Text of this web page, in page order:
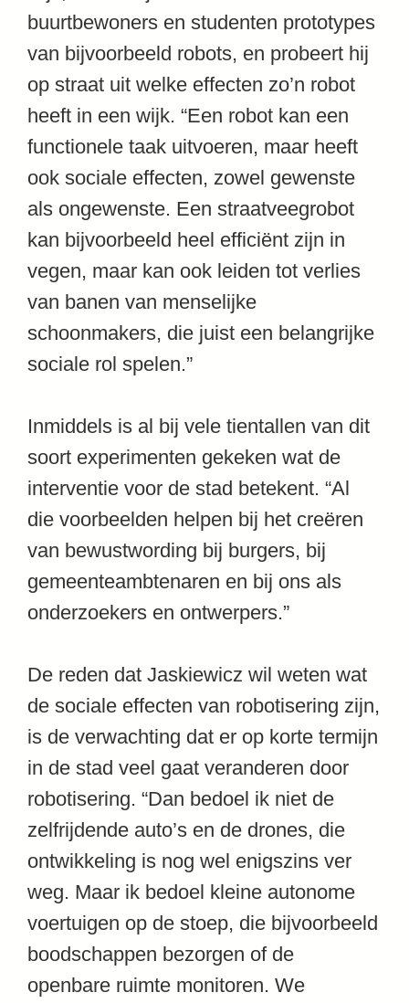
buurtbewoners en studenten prototypes
van bijvoorbeeld robots, en probeert hij
op straat uit welke effecten zo’n robot
heeft in een wijk. “Een robot kan een
functionele taak uitvoeren, maar heeft
ook sociale effecten, zowel gewenste
als ongewenste. Een straatveegrobot
kan bijvoorbeeld heel efficiënt zijn in
vegen, maar kan ook leiden tot verlies
van banen van menselijke
schoonmakers, die juist een belangrijke
sociale rol spelen.”
Inmiddels is al bij vele tientallen van dit
soort experimenten gekeken wat de
interventie voor de stad betekent. “Al
die voorbeelden helpen bij het creëren
van bewustwording bij burgers, bij
gemeenteambtenaren en bij ons als
onderzoekers en ontwerpers.”
De reden dat Jaskiewicz wil weten wat
de sociale effecten van robotisering zijn,
is de verwachting dat er op korte termijn
in de stad veel gaat veranderen door
robotisering. “Dan bedoel ik niet de
zelfrijdende auto’s en de drones, die
ontwikkeling is nog wel enigszins ver
weg. Maar ik bedoel kleine autonome
voertuigen op de stoep, die bijvoorbeeld
boodschappen bezorgen of de
openbare ruimte monitoren. We